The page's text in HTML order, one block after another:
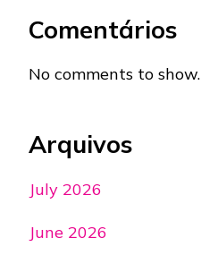
Comentários
No comments to show.
Arquivos
July 2026
June 2026